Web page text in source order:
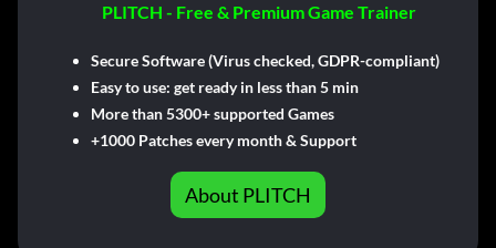
PLITCH - Free & Premium Game Trainer
Secure Software (Virus checked, GDPR-compliant)
Easy to use: get ready in less than 5 min
More than 5300+ supported Games
+1000 Patches every month & Support
About PLITCH